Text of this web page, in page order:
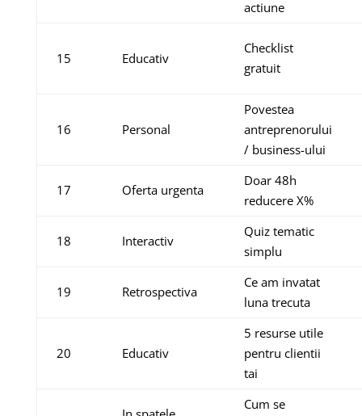
actiune
15 Educativ
Checklist
gratuit
16 Personal
Povestea
antreprenorului
/ business-ului
17 Oferta urgenta
Doar 48h
reducere X%
18 Interactiv
Quiz tematic
simplu
19 Retrospectiva
Ce am invatat
luna trecuta
20 Educativ
5 resurse utile
pentru clientii
tai
Cum se